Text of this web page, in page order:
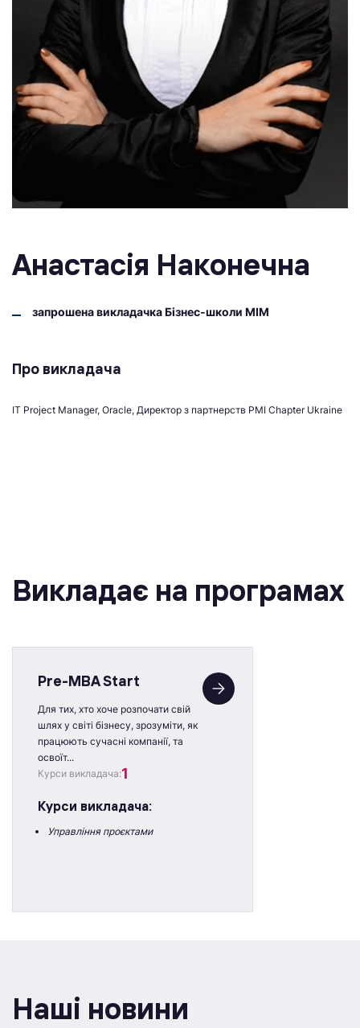
Анастасія Наконечна
запрошена викладачка Бізнес-школи МІМ
Про викладача
IT Project Manager, Oracle, Директор з партнерств РМІ Chapter Ukraine
Викладає на програмах
Pre-MBA Start
Для тих, хто хоче розпочати свій
шлях у світі бізнесу, зрозуміти, як
працюють сучасні компанії, та
освоїт...
Курси викладача:1
Курси викладача:
Управління проєктами
Наші новини